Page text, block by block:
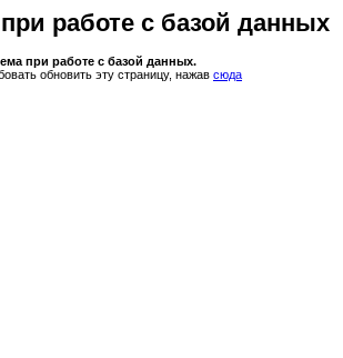
работе с базой данных
при работе с базой данных.
обновить эту страницу, нажав сюда